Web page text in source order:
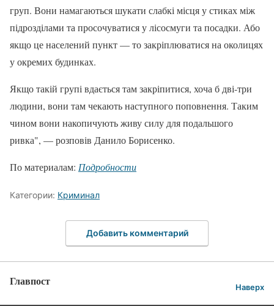
груп. Вони намагаються шукати слабкі місця у стиках між
підрозділами та просочуватися у лісосмуги та посадки. Або
якщо це населений пункт — то закріплюватися на околицях
у окремих будинках.
Якщо такій групі вдається там закріпитися, хоча б дві-три
людини, вони там чекають наступного поповнення. Таким
чином вони накопичують живу силу для подальшого
ривка", — розповів Данило Борисенко.
По материалам: Подробности
Категории: Криминал
Добавить комментарий
Главпост Наверх